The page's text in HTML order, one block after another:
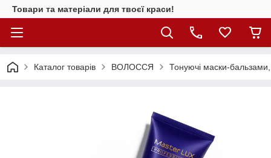
Товари та матеріали для твоєї краси!
Каталог товарiв ВОЛОССЯ Тонуючі маски-бальзами,